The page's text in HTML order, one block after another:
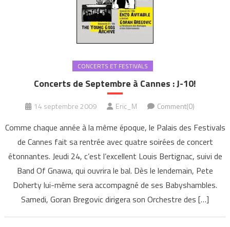
CONCERTS ET FESTIVALS
Concerts de Septembre à Cannes : J-10!
14 septembre 2009 Eric_M Comment(0)
Comme chaque année à la même époque, le Palais des Festivals
de Cannes fait sa rentrée avec quatre soirées de concert
étonnantes. Jeudi 24, c’est l’excellent Louis Bertignac, suivi de
Band Of Gnawa, qui ouvrira le bal. Dès le lendemain, Pete
Doherty lui-même sera accompagné de ses Babyshambles.
Samedi, Goran Bregovic dirigera son Orchestre des […]